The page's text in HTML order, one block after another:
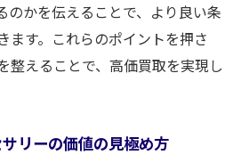
のかを伝えることで、より良い条
ます。これらのポイントを押さ
整えることで、高価買取を実現し
リーの価値の見極め方